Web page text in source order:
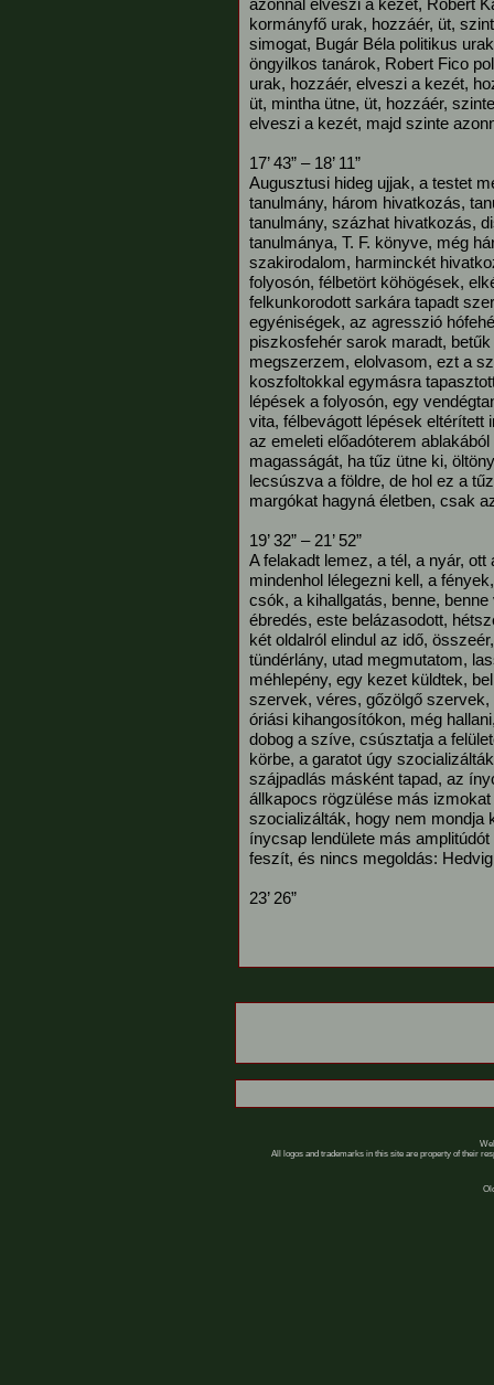
azonnal elveszi a kezét, Robert
kormányfő urak, hozzáér, üt,
simogat, Bugár Béla politikus
öngyilkos tanárok, Robert Fico
urak, hozzáér, elveszi a kezét,
üt, mintha ütne, üt, hozzáér,
elveszi a kezét, majd szinte
17’ 43” – 18’ 11”
Augusztusi hideg ujjak, a testet
tanulmány, három hivatkozás,
tanulmány, százhat hivatkozás,
tanulmánya, T. F. könyve, még
szakirodalom, harminckét
folyosón, félbetört köhögések,
felkunkorodott sarkára tapadt
egyéniségek, az agresszió
piszkosfehér sarok maradt,
megszerzem, elolvasom, ezt a
koszfoltokkal egymásra
lépések a folyosón, egy
vita, félbevágott lépések
az emeleti előadóterem
magasságát, ha tűz ütne ki,
lecsúszva a földre, de hol ez a
margókat hagyná életben, csak
19’ 32” – 21’ 52”
A felakadt lemez, a tél, a nyár,
mindenhol lélegezni kell, a
csók, a kihallgatás, benne,
ébredés, este belázasodott,
két oldalról elindul az idő,
tündérlány, utad megmutatom,
méhlepény, egy kezet küldtek,
szervek, véres, gőzölgő
óriási kihangosítókon, még
dobog a szíve, csúsztatja a
körbe, a garatot úgy
szájpadlás másként tapad, az
állkapocs rögzülése más
szocializálták, hogy nem mondja
ínycsap lendülete más
feszít, és nincs megoldás:
23’ 26”
All logos and trademarks in this site are property of their